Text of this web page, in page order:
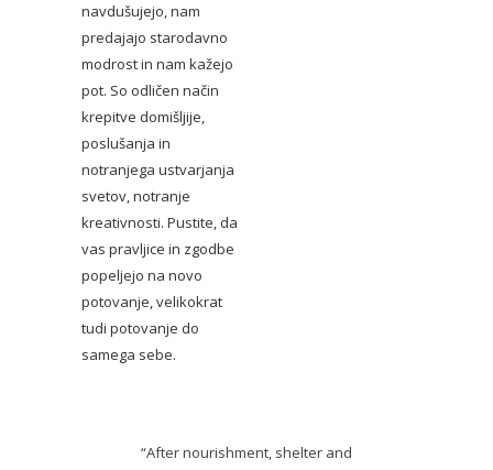
navdušujejo, nam
predajajo starodavno
modrost in nam kažejo
pot. So odličen način
krepitve domišljije,
poslušanja in
notranjega ustvarjanja
svetov, notranje
kreativnosti. Pustite, da
vas pravljice in zgodbe
popeljejo na novo
potovanje, velikokrat
tudi potovanje do
samega sebe.
“After nourishment, shelter and